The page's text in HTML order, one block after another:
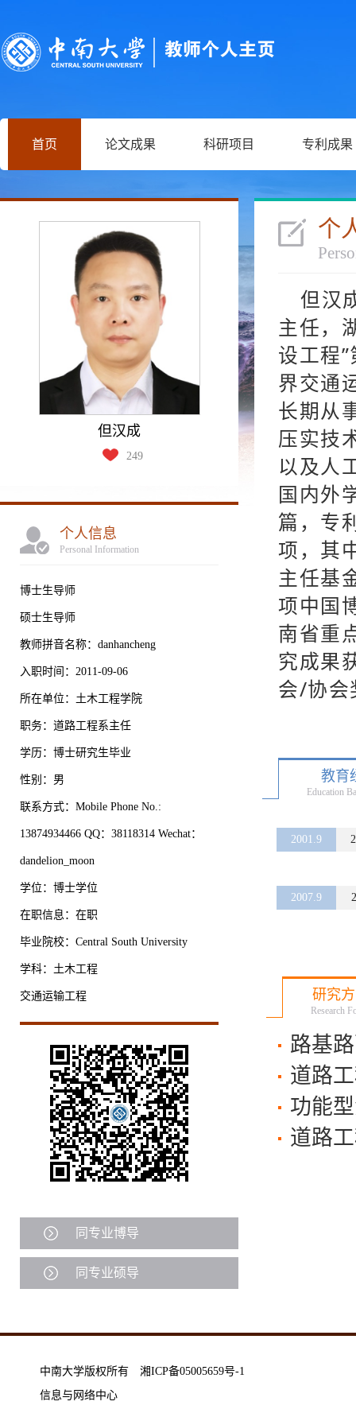
首页 论文成果 科研项目 专利成果
但汉成
249
个人信息
Personal Information
博士生导师
硕士生导师
教师拼音名称：danhancheng
入职时间：2011-09-06
所在单位：土木工程学院
职务：道路工程系主任
学历：博士研究生毕业
性别：男
联系方式：Mobile Phone No.:
13874934466 QQ：38118314 Wechat：
dandelion_moon
学位：博士学位
在职信息：在职
毕业院校：Central South University
学科：土木工程
交通运输工程
同专业博导
同专业硕导
个
但汉
主任，
设工程
界交通
长期从
压实技
以及人
国内外
篇，专
项，其
主任基
项中国
南省重
究成果
会/协会
教育
Education
2001.9
2007.9
研究
Research
路基
道路
功能
道路
中南大学版权所有 湘ICP备05005659号-1
信息与网络中心